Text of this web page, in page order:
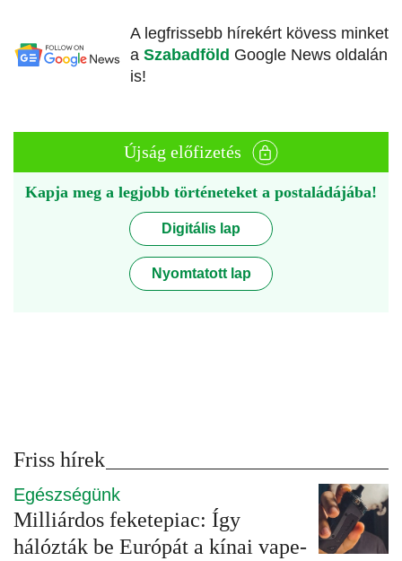
A legfrissebb hírekért kövess minket
a Szabadföld Google News oldalán
is!
Újság előfizetés
Kapja meg a legjobb történeteket a postaládájába!
Digitális lap
Nyomtatott lap
Friss hírek
Egészségünk
Milliárdos feketepiac: Így
hálózták be Európát a kínai vape-